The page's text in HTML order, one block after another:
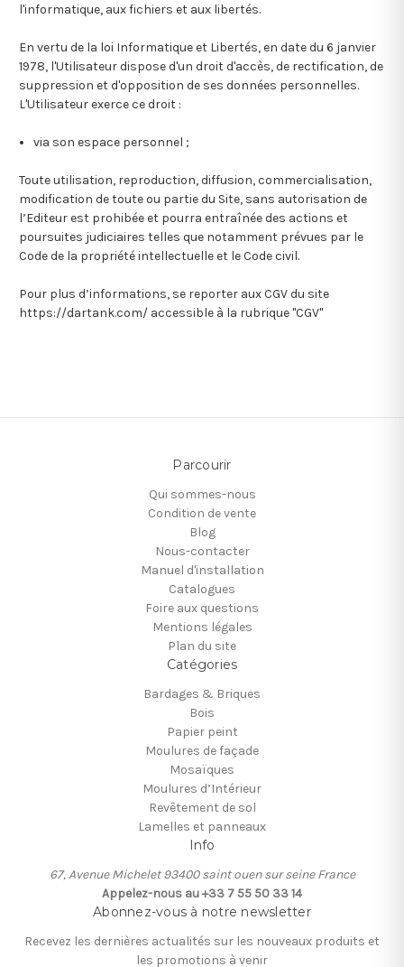
l'informatique, aux fichiers et aux libertés.
En vertu de la loi Informatique et Libertés, en date du 6 janvier
1978, l'Utilisateur dispose d'un droit d'accès, de rectification, de
suppression et d'opposition de ses données personnelles.
L'Utilisateur exerce ce droit :
via son espace personnel ;
Toute utilisation, reproduction, diffusion, commercialisation,
modification de toute ou partie du Site, sans autorisation de
l’Editeur est prohibée et pourra entraînée des actions et
poursuites judiciaires telles que notamment prévues par le
Code de la propriété intellectuelle et le Code civil.
Pour plus d’informations, se reporter aux CGV du site
https://dartank.com/ accessible à la rubrique "CGV"
Parcourir
Qui sommes-nous
Condition de vente
Blog
Nous-contacter
Manuel d'installation
Catalogues
Foire aux questions
Mentions légales
Plan du site
Catégories
Bardages & Briques
Bois
Papier peint
Moulures de façade
Mosaïques
Moulures d’Intérieur
Revêtement de sol
Lamelles et panneaux
Info
67, Avenue Michelet 93400 saint ouen sur seine France
Appelez-nous au +33 7 55 50 33 14
Abonnez-vous à notre newsletter
Recevez les dernières actualités sur les nouveaux produits et
les promotions à venir